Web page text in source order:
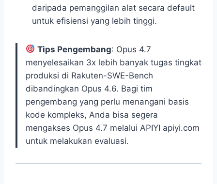
daripada pemanggilan alat secara default
untuk efisiensi yang lebih tinggi.
Tips Pengembang: Opus 4.7
menyelesaikan 3x lebih banyak tugas tingkat
produksi di Rakuten-SWE-Bench
dibandingkan Opus 4.6. Bagi tim
pengembang yang perlu menangani basis
kode kompleks, Anda bisa segera
mengakses Opus 4.7 melalui APIYI apiyi.com
untuk melakukan evaluasi.